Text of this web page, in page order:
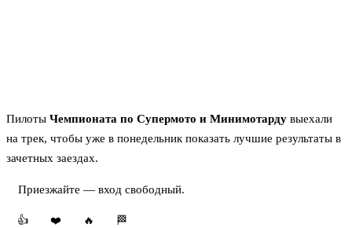
Пилоты Чемпионата по Супермото и Минимотарду выехали
на трек, чтобы уже в понедельник показать лучшие результаты в
зачетных заездах.
Приезжайте — вход свободный.
👍 ❤️ 🔥 🏁